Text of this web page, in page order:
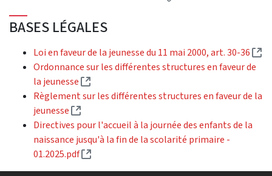
BASES LÉGALES
Loi en faveur de la jeunesse du 11 mai 2000, art. 30-36
Ordonnance sur les différentes structures en faveur de
la jeunesse
(External link)
Règlement sur les différentes structures en faveur de la
jeunesse
(External link)
Directives pour l'accueil à la journée des enfants de la
naissance jusqu'à la fin de la scolarité primaire -
01.2025.pdf
(External link)